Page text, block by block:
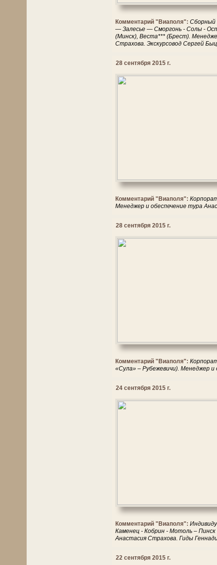
Комментарий "Виаполя": Сборный
— Залесье — Сморгонь - Солы -
(Минск), Веста*** (Брест).
Страхова. Экскурсовод Сергей
28 сентября 2015 г.
Комментарий "Виаполя":
Менеджер и обеспечение тура
28 сентября 2015 г.
Комментарий "Виаполя":
«Сула» – Рубежевичи). Менеджер и
24 сентября 2015 г.
Комментарий "Виаполя":
Каменец - Кобрин - Мотоль –
Анастасия Страхова. Гиды
22 сентября 2015 г.